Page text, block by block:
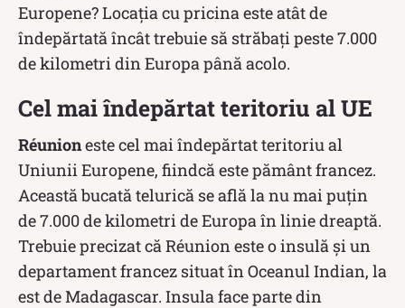
Europene? Locația cu pricina este atât de
îndepărtată încât trebuie să străbați peste 7.000
de kilometri din Europa până acolo.
Cel mai îndepărtat teritoriu al UE
Réunioneste cel mai îndepărtat teritoriu al
Uniunii Europene, fiindcă este pământ francez.
Această bucată telurică se află la nu mai puțin
de 7.000 de kilometri de Europa în linie dreaptă.
Trebuie precizat că Réunion este o insulă și un
departament francez situat în Oceanul Indian, la
est de Madagascar. Insula face parte din